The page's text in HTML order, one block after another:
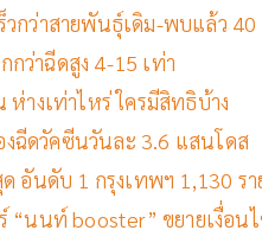
กว่าสายพันธุ์เดิม-พบแล้ว 40
ว่าฉีดสูง 4-15 เท่า
างเท่าไหร่ ใครมีสิทธิบ้าง
ฉีดวัคซีนวันละ 3.6 แสนโดส
อันดับ 1 กรุงเทพฯ 1,130 รา
“นนท์ booster” ขยายเงื่อน